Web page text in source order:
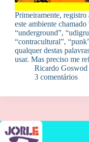
Primeiramente,
este ambiente
“underground”,
“contracultural”,
qualquer destas
usar. Mas preciso me
Ricardo Goswod
3 comentários